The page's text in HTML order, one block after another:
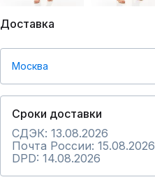
Доставка
Москва
Сроки доставки
СДЭК: 13.08.2026
Почта России: 15.08.2026
DPD: 14.08.2026